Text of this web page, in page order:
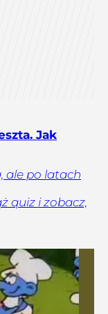
Jak
ale po latach
quiz i zobacz,